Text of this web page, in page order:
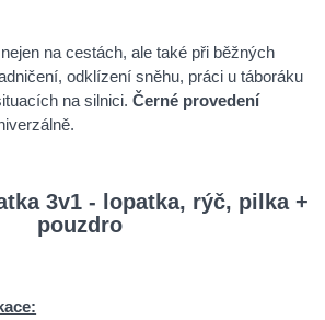
na cestách, ale také při běžných
odklízení sněhu, práci u táboráku
na silnici.Černé provedení